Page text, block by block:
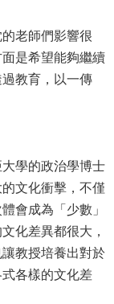
老師們影響很
是希望能夠繼續
教育，以一傳
學的政治學博士
文化衝擊，不僅
會成為「少數」
化差異都很大，
教授培養出對於
各樣的文化差